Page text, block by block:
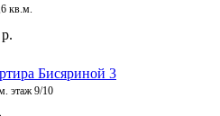
кв.м.
Бисяриной 3
этаж 9/10